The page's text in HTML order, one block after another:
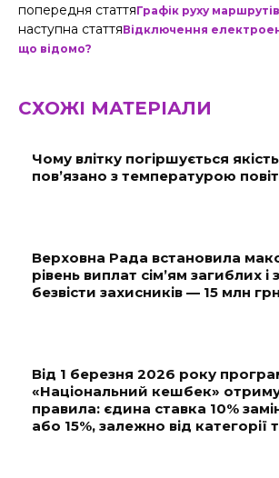
попередня статтяГрафік руху маршрутів
наступна статтяВідключення
що відомо?
СХОЖІ МАТЕРІАЛИ
Чому влітку погіршується
пов’язано з температурою
Верховна Рада встановила
рівень виплат сім’ям загиблих і
безвісти захисників — 15 млн грн
Від 1 березня 2026 року
«Національний кешбек»
правила: єдина ставка 10%
або 15%, залежно від категорії